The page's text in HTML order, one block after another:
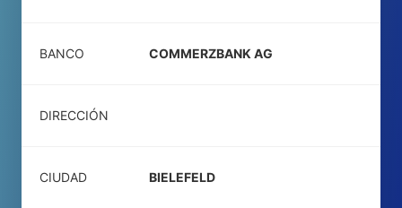
BANCO COMMERZBANK AG
DIRECCIÓN
CIUDAD BIELEFELD